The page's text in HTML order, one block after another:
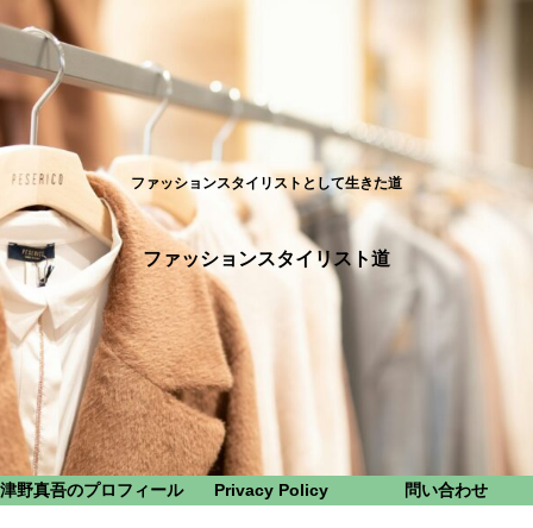
ファッションスタイリストとして生きた道
ファッションスタイリスト道
津野真吾のプロフィール Privacy Policy 問い合わせ